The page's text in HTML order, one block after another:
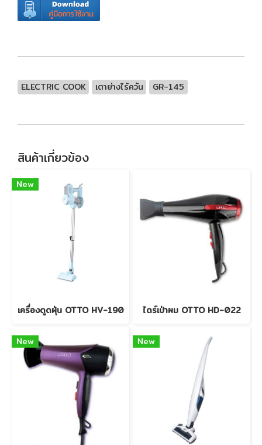
ELECTRIC COOK เตาย่างไร้ควัน GR-145
สินค้าเกี่ยวข้อง
New
เครื่องดูดฝุ่น OTTO HV-190 ไดร์เป่าผม OTTO HD-022
New New